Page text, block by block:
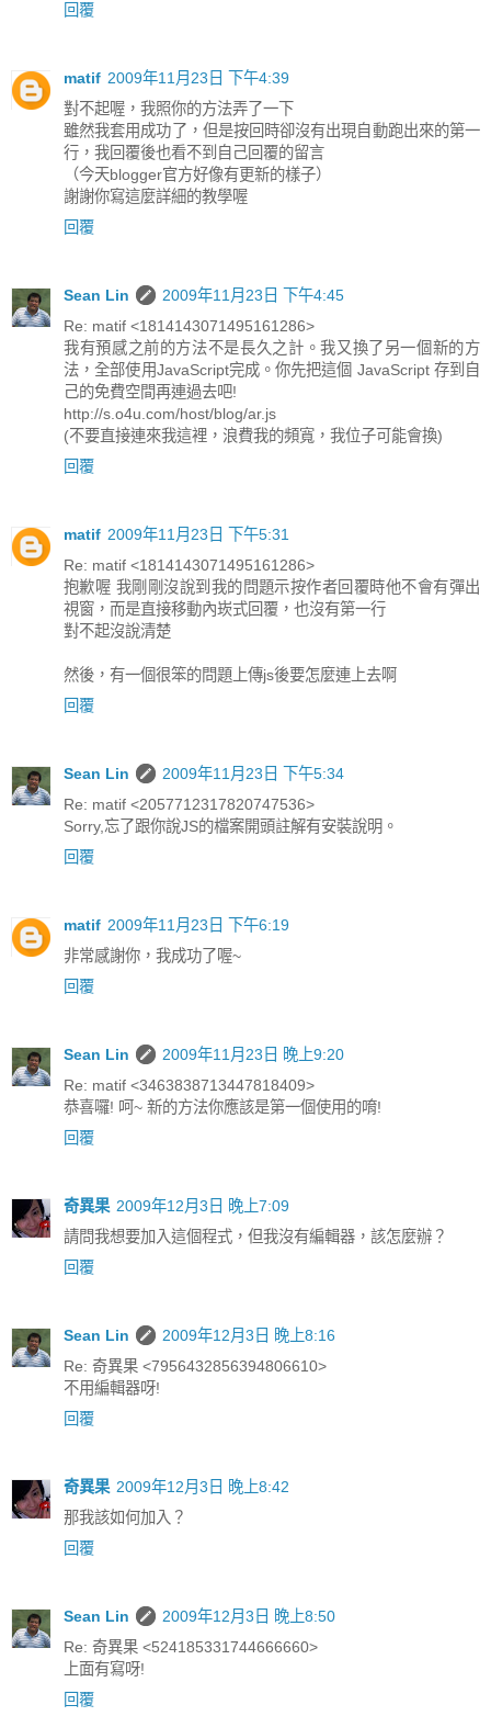
回覆
matif 2009年11月23日 下午4:39
對不起喔，我照你的方法弄了一下
雖然我套用成功了，但是按回時卻沒有出現自動跑出來的第一
行，我回覆後也看不到自己回覆的留言
（今天blogger官方好像有更新的樣子）
謝謝你寫這麼詳細的教學喔
回覆
Sean Lin
2009年11月23日 下午4:45
Re: matif <1814143071495161286>
我有預感之前的方法不是長久之計。我又換了另一個新的方
法，全部使用JavaScript完成。你先把這個 JavaScript 存到自
己的免費空間再連過去吧!
http://s.o4u.com/host/blog/ar.js
(不要直接連來我這裡，浪費我的頻寬，我位子可能會換)
回覆
matif 2009年11月23日 下午5:31
Re: matif <1814143071495161286>
抱歉喔 我剛剛沒說到我的問題示按作者回覆時他不會有彈出
視窗，而是直接移動內崁式回覆，也沒有第一行
對不起沒說清楚
然後，有一個很笨的問題上傳js後要怎麼連上去啊
回覆
Sean Lin
2009年11月23日 下午5:34
Re: matif <2057712317820747536>
Sorry,忘了跟你說JS的檔案開頭註解有安裝說明。
回覆
matif 2009年11月23日 下午6:19
非常感謝你，我成功了喔~
回覆
Sean Lin
2009年11月23日 晚上9:20
Re: matif <3463838713447818409>
恭喜囉! 呵~ 新的方法你應該是第一個使用的唷!
回覆
奇異果 2009年12月3日 晚上7:09
請問我想要加入這個程式，但我沒有編輯器，該怎麼辦？
回覆
Sean Lin
2009年12月3日 晚上8:16
Re: 奇異果 <7956432856394806610>
不用編輯器呀!
回覆
奇異果 2009年12月3日 晚上8:42
那我該如何加入？
回覆
Sean Lin
2009年12月3日 晚上8:50
Re: 奇異果 <524185331744666660>
上面有寫呀!
回覆